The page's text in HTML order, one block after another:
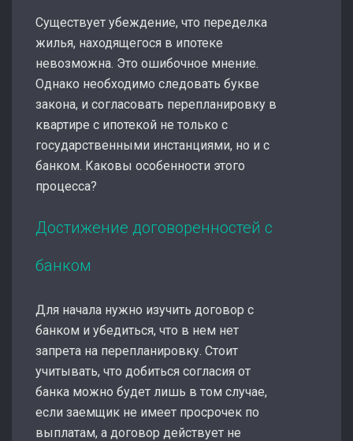
Существует убеждение, что переделка
жилья, находящегося в ипотеке
невозможна. Это ошибочное мнение.
Однако необходимо следовать букве
закона, и согласовать перепланировку в
квартире с ипотекой не только с
государственными инстанциями, но и с
банком. Каковы особенности этого
процесса?
Достижение договоренностей с
банком
Для начала нужно изучить договор с
банком и убедиться, что в нем нет
запрета на перепланировку. Стоит
учитывать, что добиться согласия от
банка можно будет лишь в том случае,
если заемщик не имеет просрочек по
выплатам, а договор действует не